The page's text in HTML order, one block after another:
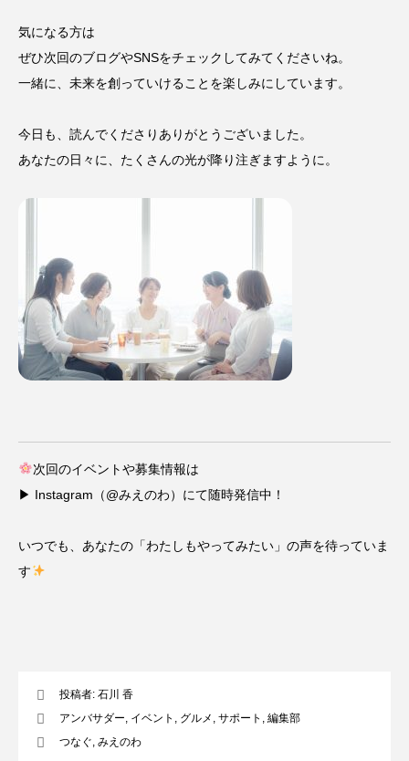
気になる方は
ぜひ次回のブログやSNSをチェックしてみてくださいね。
一緒に、未来を創っていけることを楽しみにしています。
今日も、読んでくださりありがとうございました。
あなたの日々に、たくさんの光が降り注ぎますように。
次回のイベントや募集情報は
▶ Instagram（@みえのわ）にて随時発信中！
いつでも、あなたの「わたしもやってみたい」の声を待っていま
す
投稿者: 石川 香
アンバサダー, イベント , グルメ , サポート , 編集部
つなぐ, みえのわ